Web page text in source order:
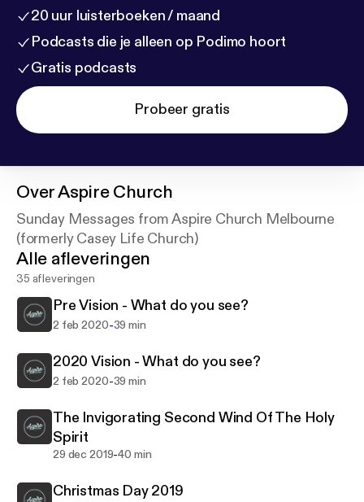
20 uur luisterboeken / maand
Podcasts die je alleen op Podimo hoort
Gratis podcasts
Probeer gratis
OverAspire Church
Sunday Messages from Aspire Church Melbourne
(formerly Casey Life Church)
Alle afleveringen
35 afleveringen
Pre Vision - What do you see?
2 feb 2020-39 min
2020 Vision - What do you see?
2 feb 2020-39 min
The Invigorating Second Wind Of The Holy
Spirit
29 dec 2019-40 min
Christmas Day 2019